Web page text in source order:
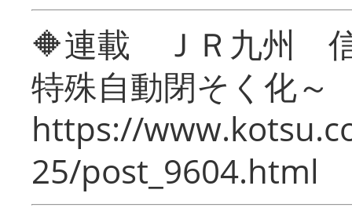
🔶連載 ＪＲ九州 信
特殊自動閉そく化～
https://
25/post_9604.html